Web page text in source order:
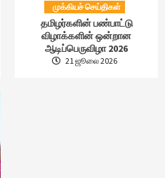
முக்கியச் செய்திகள்
தமிழர்களின் பண்பாட்டு
விழாக்களின் ஒன்றான
ஆடிப்பெருவிழா 2026
21 ஜூலை 2026